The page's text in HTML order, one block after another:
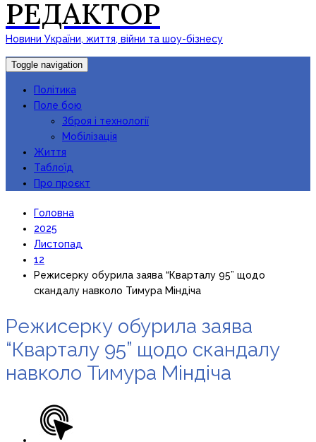
РЕДАКТОР
Новини України, життя, війни та шоу-бізнесу
Toggle navigation
Політика
Поле бою
Зброя і технології
Мобілізація
Життя
Таблоїд
Про проєкт
Головна
2025
Листопад
12
Режисерку обурила заява “Кварталу 95” щодо
скандалу навколо Тимура Міндіча
Режисерку обурила заява
“Кварталу 95” щодо скандалу
навколо Тимура Міндіча